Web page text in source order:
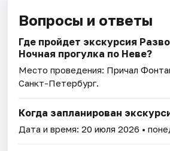
Вопросы и ответы
Где пройдет экскурсия
Ночная прогулка по Неве?
Место проведения: Причал
Санкт-Петербург.
Когда запланирован
Дата и время:20 июля 2026 •